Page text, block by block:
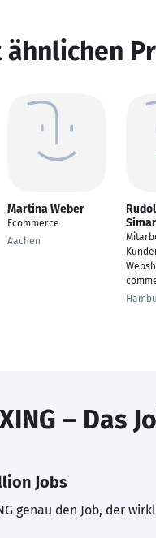
Martina Weber
Ecommerce
Aachen
XING – Das
Jobs
genau den Job, der